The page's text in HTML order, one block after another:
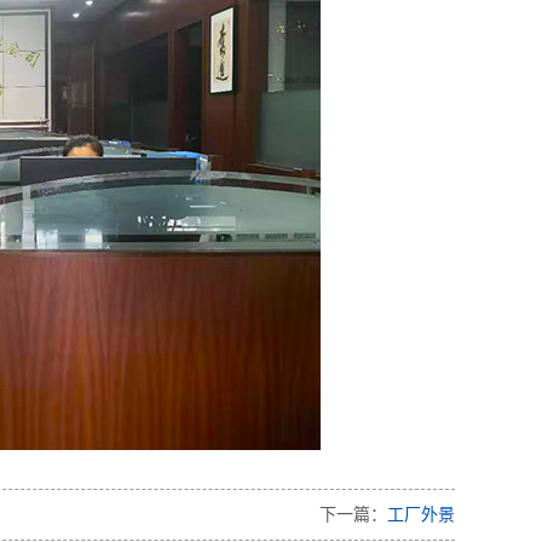
下一篇： 工厂外景